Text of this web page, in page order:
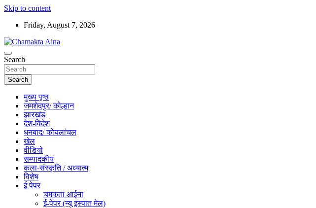
Skip to content
Friday, August 7, 2026
Chamakta Aina
Hindi News Paper – Jharkhand
Search
Search
मुख्य पृष्ठ
जमशेदपुर/ कोल्हान
झारखंड
देश-विदेश
धनबाद/ कोयलांचल
खेल
वीडियो
सम्पादकीय
कला-संस्कृति / अध्यात्म
विशेष
ई पेपर
चमकता आईना
ई-पेपर (न्यू इस्पात मेल)